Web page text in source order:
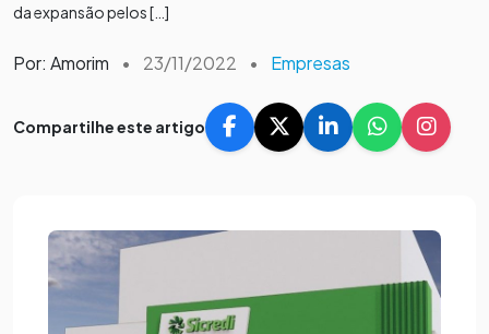
da expansão pelos […]
Por: Amorim • 23/11/2022 • Empresas
Compartilhe este artigo